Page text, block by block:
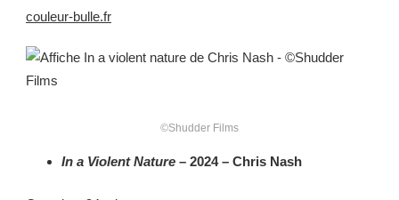
couleur-bulle.fr
©Shudder Films
In a Violent Nature – 2024 – Chris Nash